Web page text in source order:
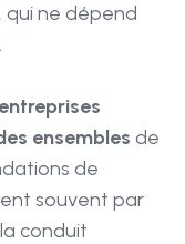
qui ne dépend
ensembles de
de
souvent par
conduit